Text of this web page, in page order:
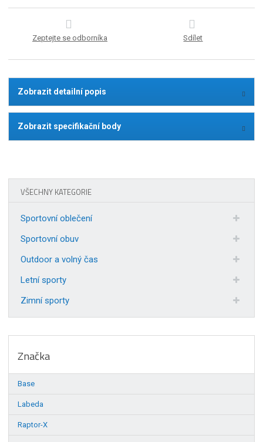
Zeptejte se odborníka Sdílet
Zobrazit detailní popis
Zobrazit specifikační body
VŠECHNY KATEGORIE
Sportovní oblečení
Sportovní obuv
Outdoor a volný čas
Letní sporty
Zimní sporty
Značka
Base
Labeda
Raptor-X